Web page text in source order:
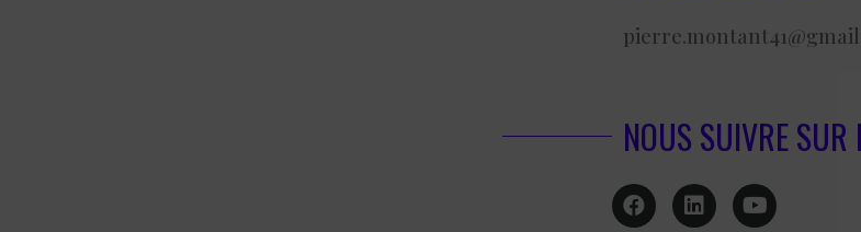
NOUS SUIVRE SUR